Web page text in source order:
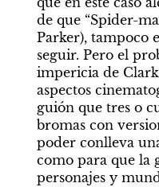
de que “Spider-
Parker), tampoco
seguir. Pero el
impericia de
aspectos
guión que tres o
bromas con
poder conlleva
como para que la
personajes y